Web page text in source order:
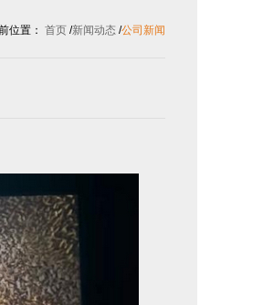
位置： 首页 /新闻动态 /公司新闻